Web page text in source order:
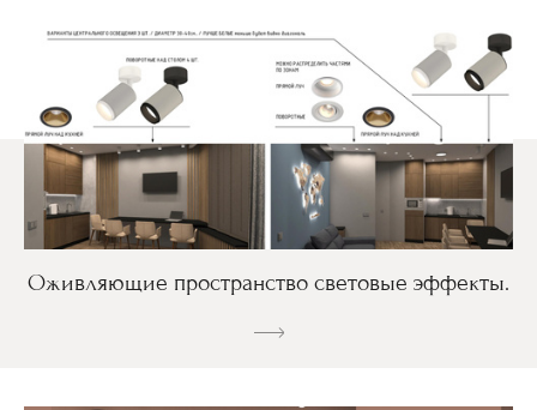
Оживляющие пространство световые эффекты.